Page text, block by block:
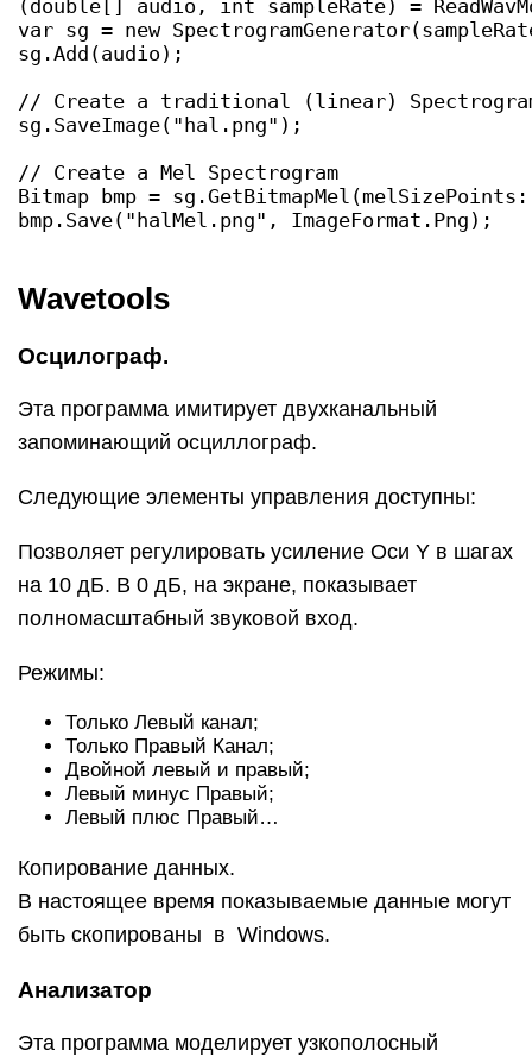
(double[] audio, int sampleRate) =
var sg = new
sg.Add(audio);
// Create a traditional (linear)
sg.SaveImage("hal.png");
// Create a Mel Spectrogram
Bitmap bmp =
bmp.Save("halMel.png", ImageFormat.Png);
Wavetools
Осцилограф.
Эта программа имитирует двухканальный
запоминающий осциллограф.
Следующие элементы управления доступны:
Позволяет регулировать усиление Оси Y в шагах
на 10 дБ. В 0 дБ, на экране, показывает
полномасштабный звуковой вход.
Режимы:
Только Левый канал;
Только Правый Канал;
Двойной левый и правый;
Левый минус Правый;
Левый плюс Правый…
Копирование данных.
В настоящее время показываемые данные могут
быть скопированы в Windows.
Анализатор
Эта программа моделирует узкополосный